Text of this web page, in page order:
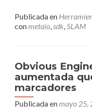
Publicada en
conmetaio,sdk,SLAM
Obvious
aumentada
marcadores
Publicada enmayo 25,